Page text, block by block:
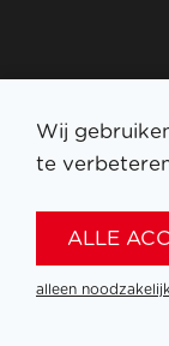
Wij
te
ALLE
alleen